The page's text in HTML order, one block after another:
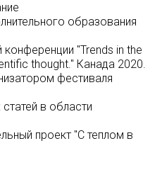
образования
"Trends in the
thought." Канада 2020.
фестиваля
в области
проект "С теплом в